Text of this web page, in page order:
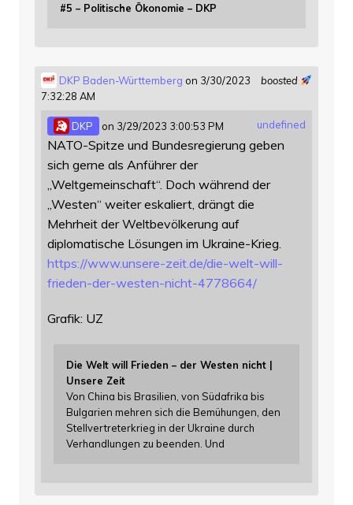
#5 – Politische Ökonomie – DKP
boosted
DKP Baden-Württemberg on 3/30/2023
7:32:28 AM
undefined
DKP on 3/29/2023 3:00:53 PM
NATO-Spitze und Bundesregierung geben
sich gerne als Anführer der
„Weltgemeinschaft“. Doch während der
„Westen“ weiter eskaliert, drängt die
Mehrheit der Weltbevölkerung auf
diplomatische Lösungen im Ukraine-Krieg.
https://www.unsere-zeit.de/die-welt-will-
frieden-der-westen-nicht-4778664/
Grafik: UZ
Die Welt will Frieden – der Westen nicht |
Unsere Zeit
Von China bis Brasilien, von Südafrika bis
Bulgarien mehren sich die Bemühungen, den
Stellvertreterkrieg in der Ukraine durch
Verhandlungen zu beenden. Und